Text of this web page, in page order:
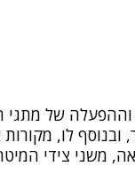
של
לו,
משני צידי